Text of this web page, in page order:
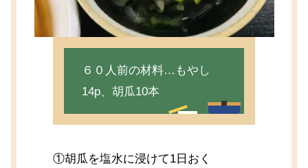
６０人前の材料…もやし
14p、胡瓜10本
①胡瓜を塩水に浸けて1日おく